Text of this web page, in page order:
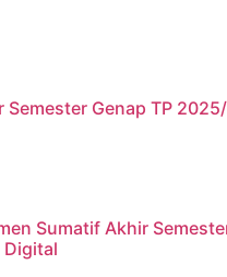
Semester Genap TP
Sumatif Akhir
Digital